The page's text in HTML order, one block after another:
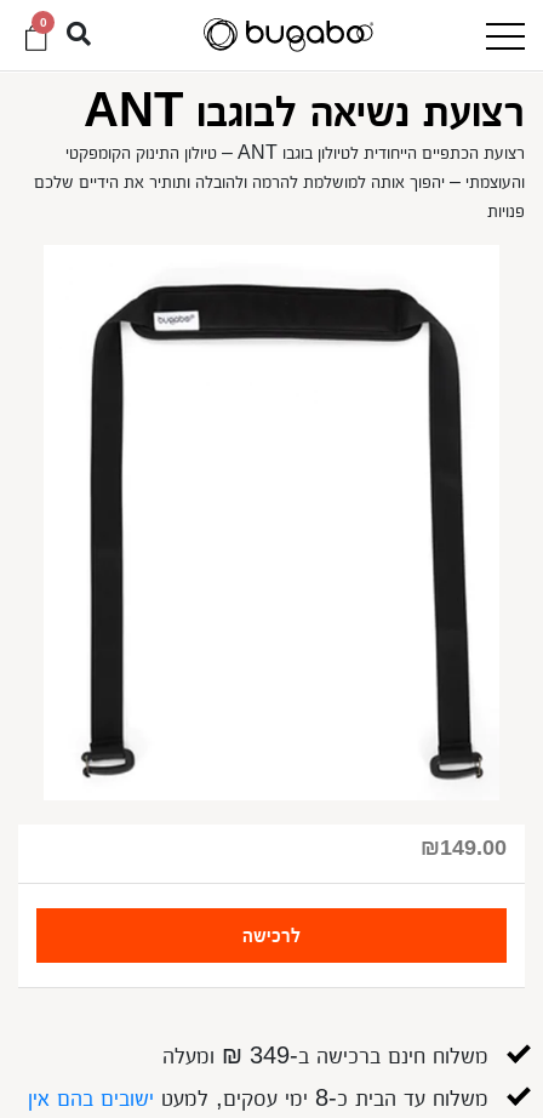
0
רצועת נשיאה לבוגבו ANT
רצועת הכתפיים הייחודית לטיולון בוגבו ANT – טיולון התינוק הקומפקטי
והעוצמתי – יהפוך אותה למושלמת להרמה ולהובלה ותותיר את הידיים שלכם
פנויות
₪149.00
לרכישה
משלוח חינם ברכישה ב-349 ₪ ומעלה
משלוח עד הבית כ-8 ימי עסקים, למעט
ישובים בהם אין